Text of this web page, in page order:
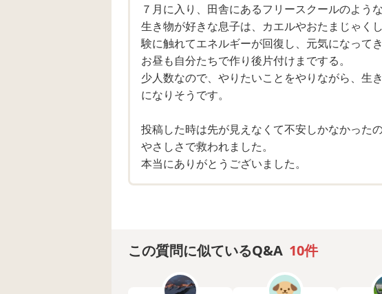
支援級でも交流級にはとてもじゃないが交われな
夫とはお伝えしてるのですが、
知的クラス(7人)でもザワザワしてるので落ち着い
とが困難。
しかし支援学校だと、手帳は軽度でおりていて、
となると、ラインが違うと言われ転校は難しいと
デイにもだんだん行けなくなってきており、24時
仕事も休職中です。
そこはとても感謝しているのですが、
７月に入り、田舎にあるフリースクールのよう
生き物が好きな息子は、カエルやおたまじゃく
験に触れてエネルギーが回復し、元気になってき
お昼も自分たちで作り後片付けまでする。
少人数なので、やりたいことをやりながら、生
になりそうです。
投稿した時は先が見えなくて不安しかなかった
やさしさで救われました。
本当にありがとうございました。
この質問に似ているQ&A 10件